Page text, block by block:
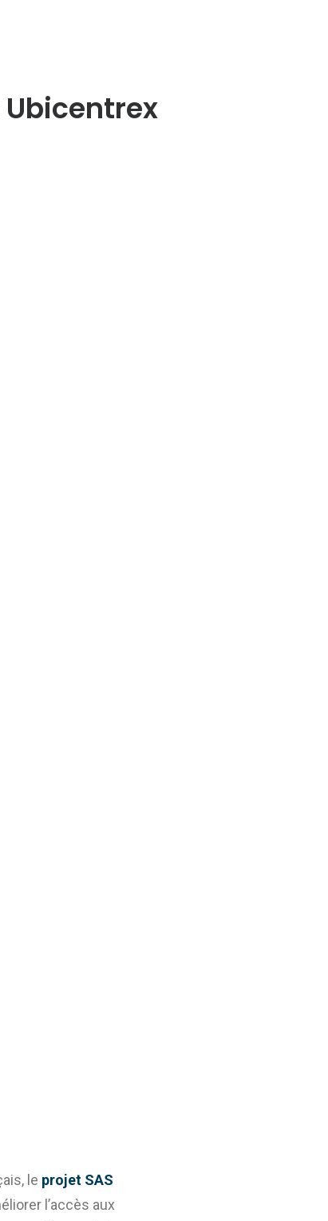
Ubicentrex
le projet SAS
l’accès aux